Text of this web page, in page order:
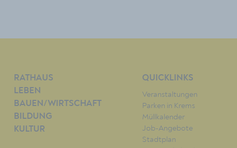
RATHAUS
LEBEN
BAUEN/WIRTSCHAFT
BILDUNG
KULTUR
QUICKLINKS
Veranstaltungen
Parken in Krems
Müllkalender
Job-Angebote
Stadtplan